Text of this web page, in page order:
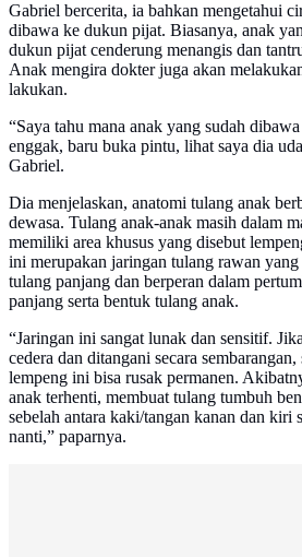
Gabriel bercerita, ia bahkan mengetahui
dibawa ke dukun pijat. Biasanya, anak
dukun pijat cenderung menangis dan
Anak mengira dokter juga akan
lakukan.
“Saya tahu mana anak yang sudah
enggak, baru buka pintu, lihat saya dia
Gabriel.
Dia menjelaskan, anatomi tulang anak
dewasa. Tulang anak-anak masih dalam
memiliki area khusus yang disebut
ini merupakan jaringan tulang rawan
tulang panjang dan berperan dalam
panjang serta bentuk tulang anak.
“Jaringan ini sangat lunak dan sensitif.
cedera dan ditangani secara
lempeng ini bisa rusak permanen.
anak terhenti, membuat tulang tumbuh
sebelah antara kaki/tangan kanan dan kiri
nanti,” paparnya.